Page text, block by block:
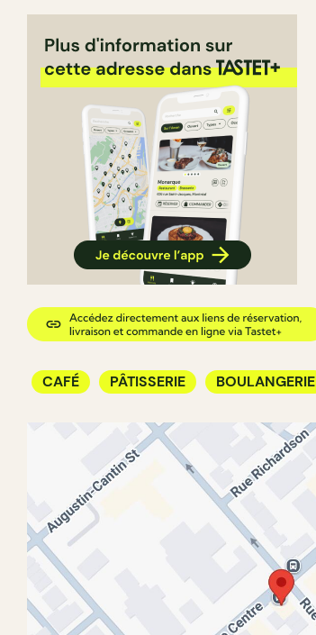
CAFÉ PÂTISSERIE BOULANGERIE